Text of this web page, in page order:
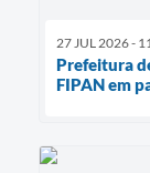
27 JUL 2026 -
Prefeitura
FIPAN em